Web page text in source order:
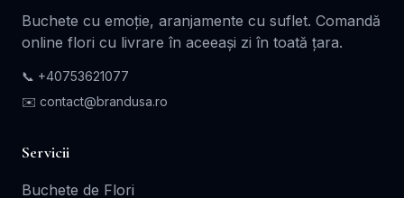
Buchete cu emoție, aranjamente cu suflet. Comandă
online flori cu livrare în aceeași zi în toată țara.
📞 +40753621077
✉️ contact@brandusa.ro
Servicii
Buchete de Flori